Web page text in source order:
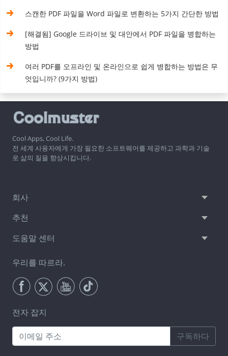
스캔한 PDF 파일을 Word 파일로 변환하는 5가지 간단한 방법
[해결됨] Google 드라이브 및 대안에서 PDF 파일을 병합하는
방법
여러 PDF를 오프라인 및 온라인으로 쉽게 병합하는 방법은 무
엇입니까? (9가지 방법)
Cool Apps, Cool Life.
전 세계 사용자에게 가장 필요한 소프트웨어를 제공하고 과학과 기술
로 삶의 질을 향상시킵니다.
회사
추천
도움말 센터
우리를 따르라.
전자 잡지
구독하다